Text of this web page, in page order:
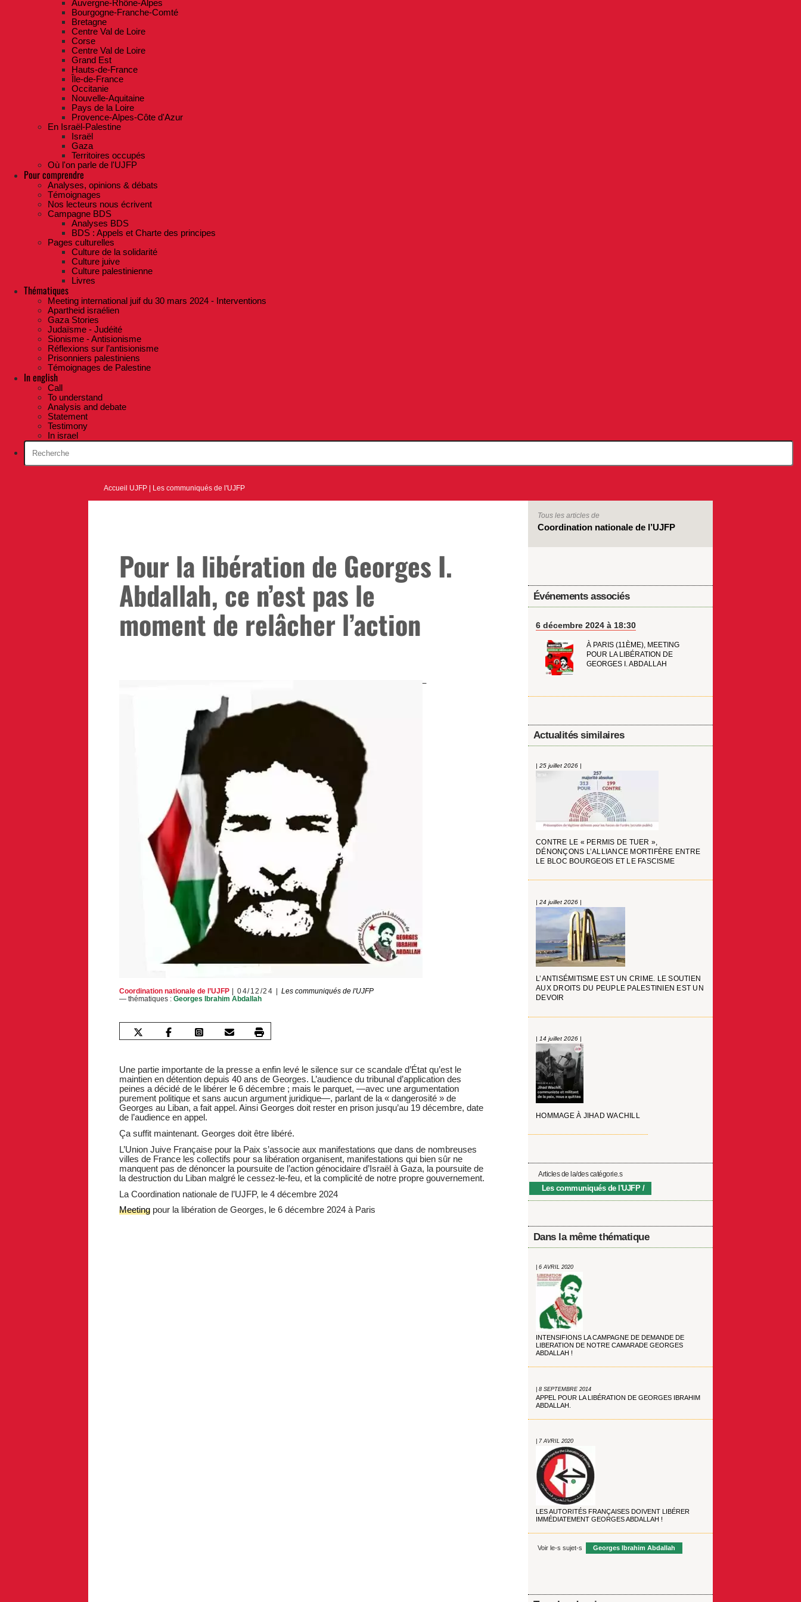
Auvergne-Rhône-Alpes
Bourgogne-Franche-Comté
Bretagne
Centre Val de Loire
Corse
Centre Val de Loire
Grand Est
Hauts-de-France
Île-de-France
Occitanie
Nouvelle-Aquitaine
Pays de la Loire
Provence-Alpes-Côte d'Azur
En Israël-Palestine
Israël
Gaza
Territoires occupés
Où l'on parle de l'UJFP
Pour comprendre
Analyses, opinions & débats
Témoignages
Nos lecteurs nous écrivent
Campagne BDS
Analyses BDS
BDS : Appels et Charte des principes
Pages culturelles
Culture de la solidarité
Culture juive
Culture palestinienne
Livres
Thématiques
Meeting international juif du 30 mars 2024 - Interventions
Apartheid israélien
Gaza Stories
Judaïsme - Judéité
Sionisme - Antisionisme
Réflexions sur l’antisionisme
Prisonniers palestiniens
Témoignages de Palestine
In english
Call
To understand
Analysis and debate
Statement
Testimony
In israel
Accueil UJFP Les communiqués de l'UJFP
Pour la libération de Georges I.
Abdallah, ce n’est pas le
moment de relâcher l’action
Coordination nationale de l’UJFP 04/12/24
Les communiqués de l'UJFP
— thématiques : Georges Ibrahim Abdallah
Une partie importante de la presse a enfin levé le silence sur ce scandale d’État qu’est le
maintien en détention depuis 40 ans de Georges. L’audience du tribunal d’application des
peines a décidé de le libérer le 6 décembre ; mais le parquet, —avec une argumentation
purement politique et sans aucun argument juridique—, parlant de la « dangerosité » de
Georges au Liban, a fait appel. Ainsi Georges doit rester en prison jusqu’au 19 décembre, date
de l’audience en appel.
Ça suffit maintenant. Georges doit être libéré.
L’Union Juive Française pour la Paix s’associe aux manifestations que dans de nombreuses
villes de France les collectifs pour sa libération organisent, manifestations qui bien sûr ne
manquent pas de dénoncer la poursuite de l’action génocidaire d’Israël à Gaza, la poursuite de
la destruction du Liban malgré le cessez-le-feu, et la complicité de notre propre gouvernement.
La Coordination nationale de l’UJFP, le 4 décembre 2024
Meetingpour la libération de Georges, le 6 décembre 2024 à Paris
Tous les articles de
Coordination nationale de l’UJFP
Événements associés
6 décembre 2024 à 18:30
À PARIS (11ÈME), MEETING
POUR LA LIBÉRATION DE
GEORGES I. ABDALLAH
Actualités similaires
| 25 juillet 2026 |
CONTRE LE « PERMIS DE TUER »,
DÉNONÇONS L’ALLIANCE MORTIFÈRE ENTRE
LE BLOC BOURGEOIS ET LE FASCISME
| 24 juillet 2026 |
L’ANTISÉMITISME EST UN CRIME. LE SOUTIEN
AUX DROITS DU PEUPLE PALESTINIEN EST UN
DEVOIR
| 14 juillet 2026 |
HOMMAGE À JIHAD WACHILL
Articles de la/des catégorie.s
Les communiqués de l'UJFP
Dans la même thématique
| 6 AVRIL 2020
INTENSIFIONS LA CAMPAGNE DE DEMANDE DE
LIBERATION DE NOTRE CAMARADE GEORGES
ABDALLAH !
| 8 SEPTEMBRE 2014
APPEL POUR LA LIBÉRATION DE GEORGES IBRAHIM
ABDALLAH.
| 7 AVRIL 2020
LES AUTORITÉS FRANÇAISES DOIVENT LIBÉRER
IMMÉDIATEMENT GEORGES ABDALLAH !
Voir le-s sujet-s Georges Ibrahim Abdallah